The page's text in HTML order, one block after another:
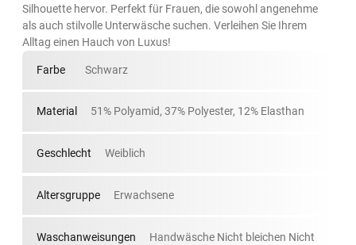
Silhouette hervor. Perfekt für Frauen, die sowohl angenehme
als auch stilvolle Unterwäsche suchen. Verleihen Sie Ihrem
Alltag einen Hauch von Luxus!
Farbe Schwarz
Material 51% Polyamid, 37% Polyester, 12% Elasthan
Geschlecht Weiblich
Altersgruppe Erwachsene
Waschanweisungen
Handwäsche Nicht bleichen Nicht